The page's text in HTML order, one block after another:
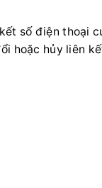
số điện thoại
hoặc hủy liên